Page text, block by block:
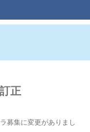
正
募集に変更がありまし